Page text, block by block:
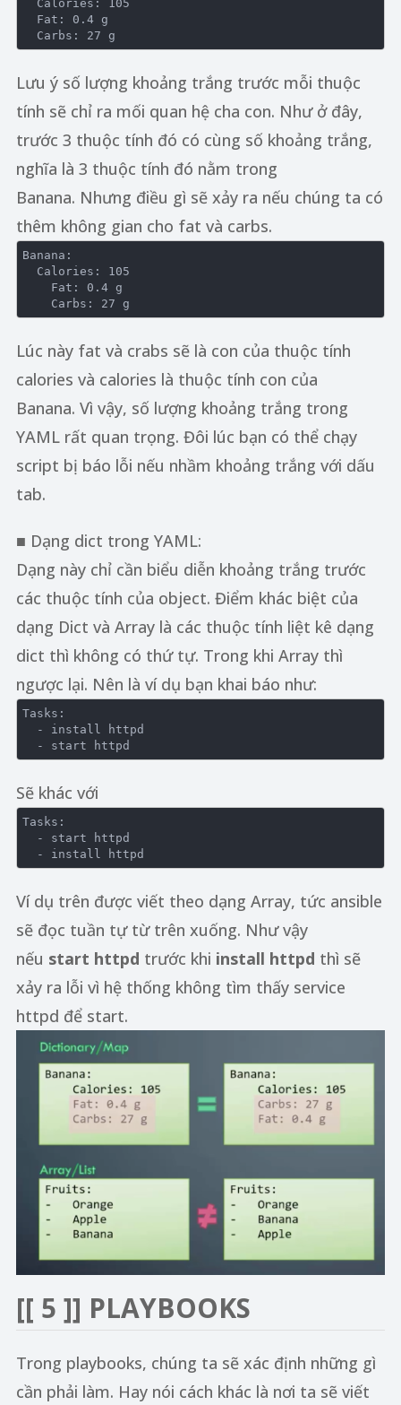
Lưu ý số lượng khoảng trắng trước mỗi thuộc
tính sẽ chỉ ra mối quan hệ cha con. Như ở đây,
trước 3 thuộc tính đó có cùng số khoảng trắng,
nghĩa là 3 thuộc tính đó nằm trong
Banana. Nhưng điều gì sẽ xảy ra nếu chúng ta có
thêm không gian cho fat và carbs.
Banana:
Lúc này fat và crabs sẽ là con của thuộc tính
calories và calories là thuộc tính con của
Banana. Vì vậy, số lượng khoảng trắng trong
YAML rất quan trọng. Đôi lúc bạn có thể chạy
script bị báo lỗi nếu nhầm khoảng trắng với dấu
tab.
■ Dạng dict trong YAML:
Dạng này chỉ cần biểu diễn khoảng trắng trước
các thuộc tính của object. Điểm khác biệt của
dạng Dict và Array là các thuộc tính liệt kê dạng
dict thì không có thứ tự. Trong khi Array thì
ngược lại. Nên là ví dụ bạn khai báo như:
Tasks:
Sẽ khác với
Tasks:
Ví dụ trên được viết theo dạng Array, tức ansible
sẽ đọc tuần tự từ trên xuống. Như vậy
nếu start httpd trước khi install httpd thì sẽ
xảy ra lỗi vì hệ thống không tìm thấy service
httpd để start.
[[ 5 ]] PLAYBOOKS
Trong playbooks, chúng ta sẽ xác định những gì
cần phải làm. Hay nói cách khác là nơi ta sẽ viết